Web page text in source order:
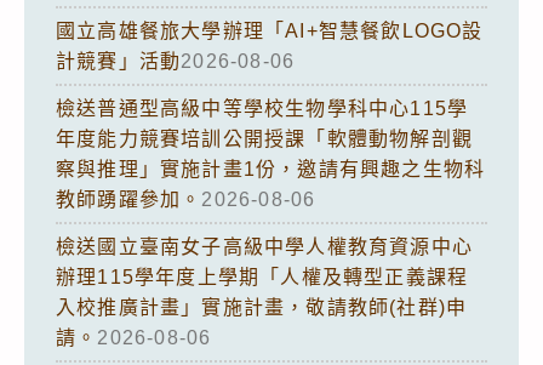
國立高雄餐旅大學辦理「AI+智慧餐飲LOGO設
計競賽」活動2026-08-06
檢送普通型高級中等學校生物學科中心115學
年度能力競賽培訓公開授課「軟體動物解剖觀
察與推理」實施計畫1份，邀請有興趣之生物科
教師踴躍參加。 2026-08-06
檢送國立臺南女子高級中學人權教育資源中心
辦理115學年度上學期「人權及轉型正義課程
入校推廣計畫」實施計畫，敬請教師(社群)申
請。 2026-08-06